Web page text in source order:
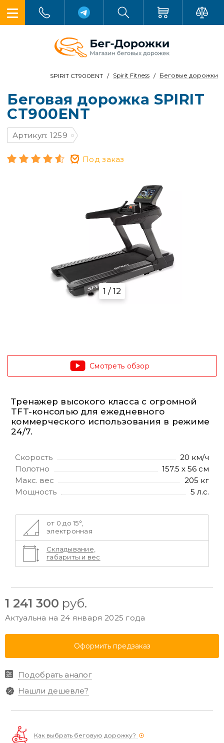
Беговые дорожки
Spirit Fitness
SPIRIT CT900ENT
Беговая дорожка SPIRIT
CT900ENT
Артикул: 1259
Под заказ
1 / 12
Смотреть обзор
Тренажер высокого класса с огромной
TFT-консолью для ежедневного
коммерческого использования в режиме
24/7.
Скорость
20 км/ч
Полотно
157.5 х 56 см
Макс. вес
205 кг
Мощность
5 л.с.
от 0 до 15°,
электронная
Складывание,
габариты и вес
1 241 300 руб.
Актуальна на 24 января 2025 года
Оформить предзаказ
Подобрать аналог
Нашли дешевле?
Как выбрать беговую дорожку?